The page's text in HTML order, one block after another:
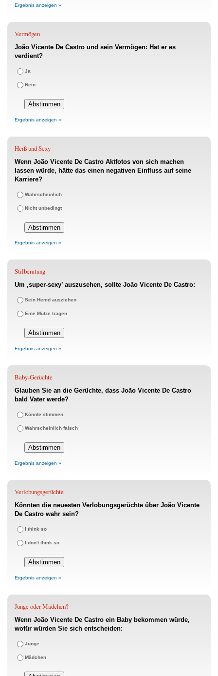
Ergebnis anzeigen »
Vermögen
João Vicente De Castro und sein Vermögen: Hat er es
verdient?
Ja
Nein
Ergebnis anzeigen »
Heiß und Sexy
Wenn João Vicente De Castro Aktfotos von sich machen
lassen würde, hätte das einen negativen Einfluss auf seine
Karriere?
Wahrscheinlich
Nicht unbedingt
Ergebnis anzeigen »
Stilberatung
Um ‚super-sexy’ auszusehen, sollte João Vicente De Castro:
Sein Hemd ausziehen
Eine Mütze tragen
Ergebnis anzeigen »
Baby-Gerüchte
Glauben Sie an die Gerüchte, dass João Vicente De Castro
bald Vater werde?
Könnte stimmen
Wahrscheinlich falsch
Ergebnis anzeigen »
Verlobungsgerüchte
Könnten die neuesten Verlobungsgerüchte über João Vicente
De Castro wahr sein?
I think so
I don't think so
Ergebnis anzeigen »
Junge oder Mädchen?
Wenn João Vicente De Castro ein Baby bekommen würde,
wofür würden Sie sich entscheiden:
Junge
Mädchen